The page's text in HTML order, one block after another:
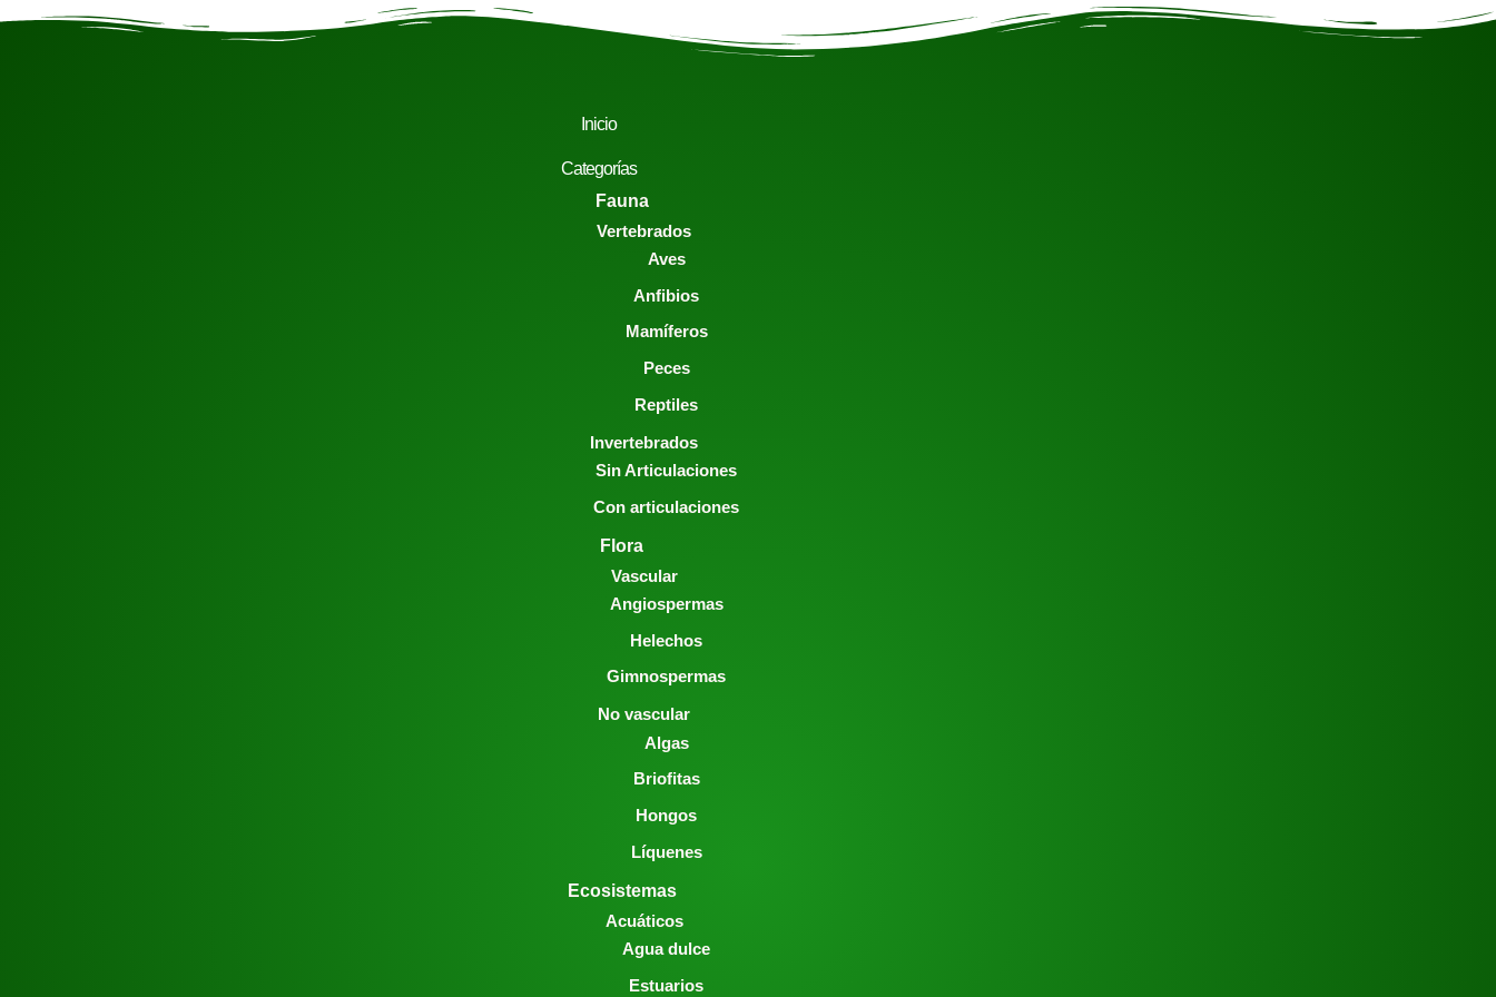
Inicio
Categorías
Fauna
Vertebrados
Aves
Anfibios
Mamíferos
Peces
Reptiles
Invertebrados
Sin Articulaciones
Con articulaciones
Flora
Vascular
Angiospermas
Helechos
Gimnospermas
No vascular
Algas
Briofitas
Hongos
Líquenes
Ecosistemas
Acuáticos
Agua dulce
Estuarios